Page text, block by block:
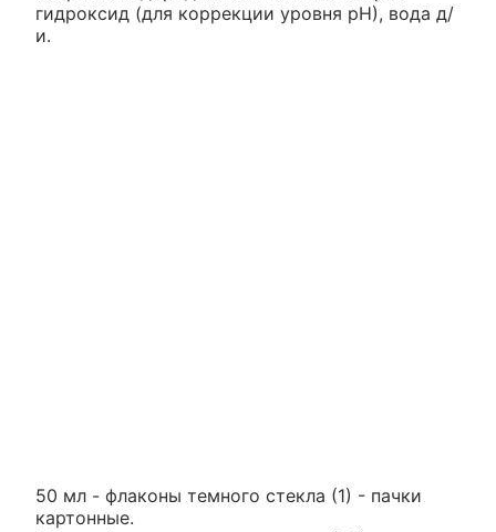
гидроксид (для коррекции уровня рН), вода д/
и.
50 мл - флаконы темного стекла (1) - пачки
картонные.